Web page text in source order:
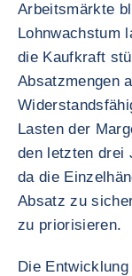
Arbeitsmärkte
Lohnwachstum
die Kaufkraft
Absatzmengen
Lasten der
den letzten drei
da die
Absatz zu
zu priorisieren.
Die